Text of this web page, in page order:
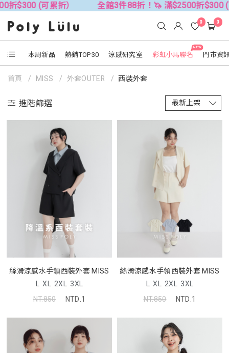
(可累折） 全館3件88折！🦄 滿$2500折$300 (可累
本周新品 熱銷TOP30 涼感研究室
NEW
彩虹小馬聯名 門市資
0 0
首頁 MISS 外套OUTER 西裝外套
進階篩選
絲滑涼感水手領西裝外套 MISS
L XL 2XL 3XL
NT.850
NTD.1
絲滑涼感水手領西裝外套 MISS
L XL 2XL 3XL
NT.850
NTD.1